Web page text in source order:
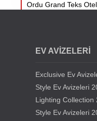
Ordu Grand Teks
Konya Selçuklu Elit
Atakum Düğün
EV AVİZELERİ
Exclusive Ev
Style Ev Avizeleri
Lighting Collection
Style Ev Avizeleri